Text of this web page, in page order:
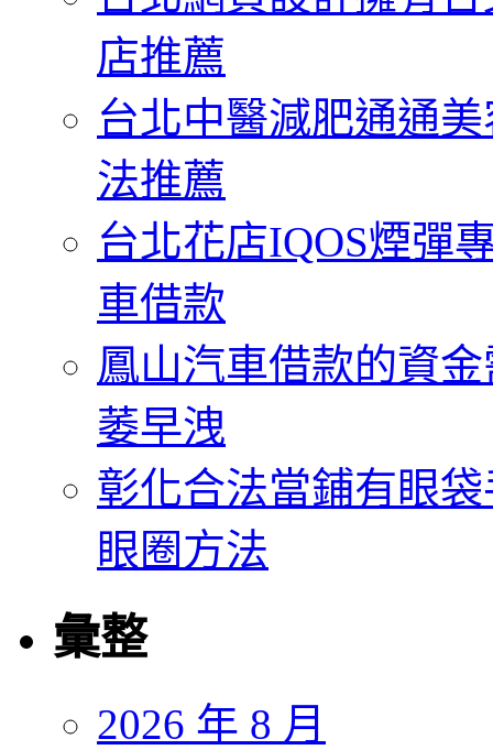
店推薦
台北中醫減肥通通
法推薦
台北花店IQOS煙彈
車借款
鳳山汽車借款的資
萎早洩
彰化合法當鋪有眼
眼圈方法
彙整
2026 年 8 月